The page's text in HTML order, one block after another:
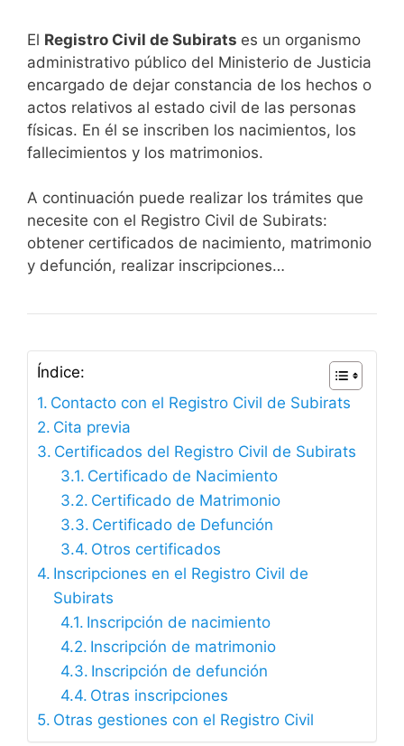
El Registro Civil de Subirats es un organismo
administrativo público del Ministerio de Justicia
encargado de dejar constancia de los hechos o
actos relativos al estado civil de las personas
físicas. En él se inscriben los nacimientos, los
fallecimientos y los matrimonios.
A continuación puede realizar los trámites que
necesite con el Registro Civil de Subirats:
obtener certificados de nacimiento, matrimonio
y defunción, realizar inscripciones…
Índice:
Contacto con el Registro Civil de Subirats
Cita previa
Certificados del Registro Civil de Subirats
Certificado de Nacimiento
Certificado de Matrimonio
Certificado de Defunción
Otros certificados
Inscripciones en el Registro Civil de
Subirats
Inscripción de nacimiento
Inscripción de matrimonio
Inscripción de defunción
Otras inscripciones
Otras gestiones con el Registro Civil